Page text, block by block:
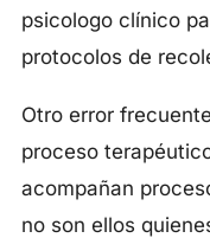
psicologo clínico
protocolos de
Otro error
proceso
acompañan
no son ellos